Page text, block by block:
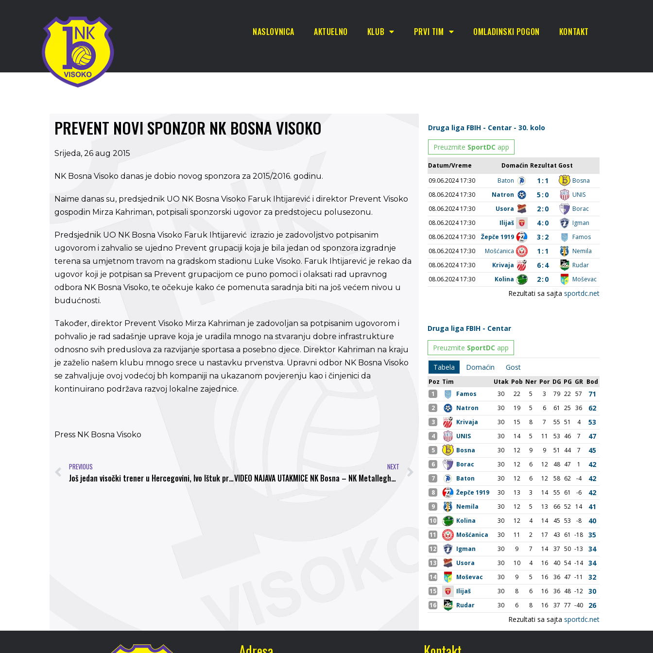
NASLOVNICA AKTUELNO KLUB PRVI TIM OMLADINSKI POGON KONTAKT
PREVENT NOVI SPONZOR NK BOSNA VISOKO
Srijeda, 26 aug 2015
NK Bosna Visoko danas je dobio novog sponzora za 2015/2016. godinu.
Naime danas su, predsjednik UO NK Bosna Visoko Faruk Ihtijarević i direktor Prevent Visoko
gospodin Mirza Kahriman, potpisali sponzorski ugovor za predstojecu polusezonu.
Predsjednik UO NK Bosna Visoko Faruk Ihtijarević izrazio je zadovoljstvo potpisanim
ugovorom i zahvalio se ujedno Prevent grupaciji koja je bila jedan od sponzora izgradnje
terena sa umjetnom travom na gradskom stadionu Luke Visoko. Faruk Ihtijarević je rekao da
ugovor koji je potpisan sa Prevent grupacijom ce puno pomoci i olaksati rad upravnog
odbora NK Bosna Visoko, te očekuje kako će pomenuta saradnja biti na još većem nivou u
budućnosti.
Također, direktor Prevent Visoko Mirza Kahriman je zadovoljan sa potpisanim ugovorom i
pohvalio je rad sadašnje uprave koja je uradila mnogo na stvaranju dobre infrastrukture
odnosno svih preduslova za razvijanje sportasa a posebno djece. Direktor Kahriman na kraju
je zaželio našem klubu mnogo srece u nastavku prvenstva. Upravni odbor NK Bosna Visoko
se zahvaljuje ovoj vodećoj bh kompaniji na ukazanom povjerenju kao i činjenici da
kontinuirano podržava razvoj lokalne zajednice.
Press NK Bosna Visoko
PREVIOUS
Još jedan visočki trener u Hercegovini, Ivo Ištuk preuzeo Slogu iz Ljubuškog
NEXT
VIDEO NAJAVA UTAKMICE NK Bosna – NK Metalleghe BSI